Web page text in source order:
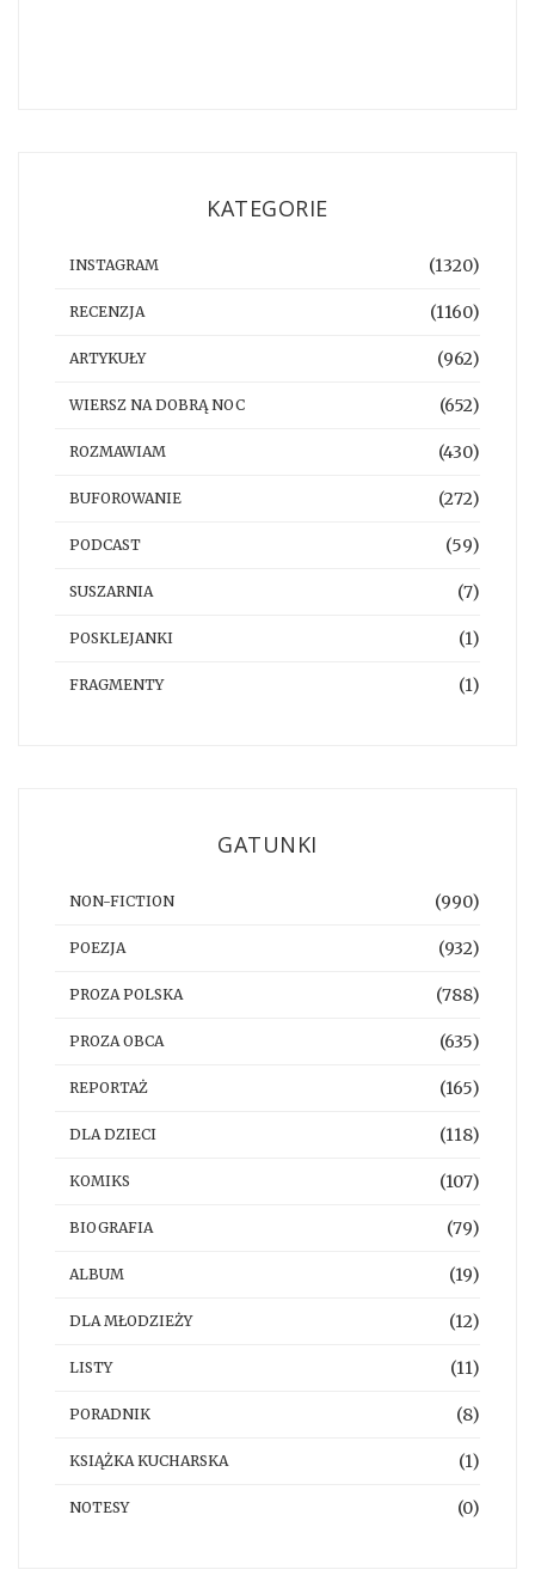
KATEGORIE
INSTAGRAM (1320)
RECENZJA (1160)
ARTYKUŁY (962)
WIERSZ NA DOBRĄ NOC (652)
ROZMAWIAM (430)
BUFOROWANIE (272)
PODCAST (59)
SUSZARNIA (7)
POSKLEJANKI (1)
FRAGMENTY (1)
GATUNKI
NON-FICTION (990)
POEZJA (932)
PROZA POLSKA (788)
PROZA OBCA (635)
REPORTAŻ (165)
DLA DZIECI (118)
KOMIKS (107)
BIOGRAFIA (79)
ALBUM (19)
DLA MŁODZIEŻY (12)
LISTY (11)
PORADNIK (8)
KSIĄŻKA KUCHARSKA (1)
NOTESY (0)